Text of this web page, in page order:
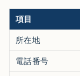
項目
所在地
電話番号